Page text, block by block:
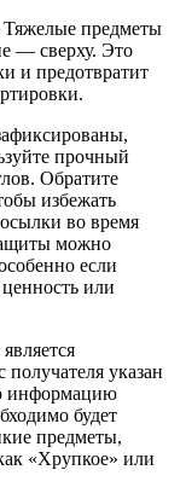
Тяжелые предметы
— сверху. Это
и предотвратит
прочный
Обратите
избежать
во время
можно
если
или
получателя указан
информацию
будет
предметы,
«Хрупкое» или